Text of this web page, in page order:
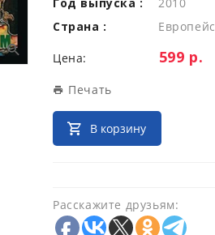
Страна :
Цена: Цена:
599 р.
Печать
В корзину
Расскажите друзьям: